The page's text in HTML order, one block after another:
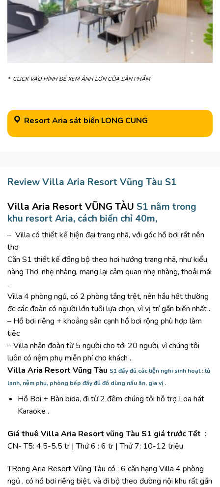
* CLICK VÀO HÌNH ĐỂ XEM ẢNH LỚN CỦA SẢN PHẨM
Resort Aria sát biển LONG CUNG
Review Villa Aria Resort Vũng Tàu S1
Villa Aria Resort VŨNG TÀU S1 nằm trong
khu resort Aria, cách biển chỉ 40m,
– Villa có thiết kế hiện đại trang nhã, với góc hồ bơi rất nên
thơ
Căn S1 thiết kế đồng bộ theo hơi hướng trang nhã, như kiểu
nàng Thơ, nhẹ nhàng, mang lại cảm quan nhẹ nhàng, thoải mái
.
Villa 4 phòng ngủ, có 2 phòng tầng trệt, nên hầu hết thường
đc các đoàn có người lớn tuổi lựa chọn, vì vị trí gần biển nhất .
– Hồ bơi riêng + khoảng sân cạnh hồ bơi rộng phù hợp làm
tiệc
– Villa nhận đoàn từ 5 người cho tới 20 người, vì chúng tôi
luôn có nệm phụ miễn phí cho khách .
Villa Aria Resort Vũng Tàu S1đầy đủ các tiện nghi sinh hoạt : tủ
lạnh, nệm phụ, phòng bếp đầy đủ đồ dùng nấu ăn, gia vị .
Hồ Bơi + Bàn bida, đi từ 2 đêm chúng tôi hỗ trợ Loa hát
Karaoke .
Giá thuê Villa Aria Resort vũng Tàu S1 giá trước Tết :
CN- T5: 4.5-5.5 tr | Thứ 6 : 6 tr | Thứ 7: 10-12 triệu
TRong Aria Resort Vũng Tàu có : 6 căn hạng Villa 4 phòng
ngủ , có hồ bơi riêng biệt. và đi bộ theo đường nội khu rất gần